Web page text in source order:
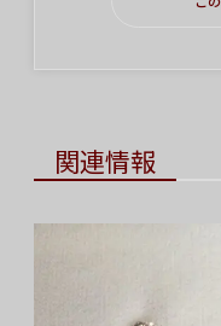
関連情報